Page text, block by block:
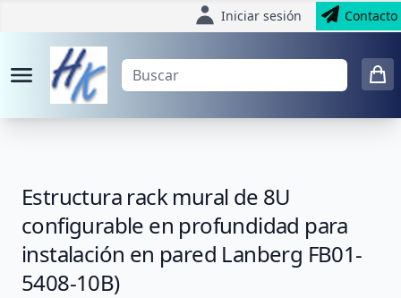
Iniciar sesión Contacto
Estructura rack mural de 8U
configurable en profundidad para
instalación en pared Lanberg FB01-
5408-10B)